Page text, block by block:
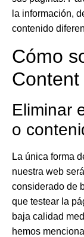
la información,
contenido
Cómo
Content
Eliminar
o
La única forma
nuestra web
considerado de
que testear la
baja calidad
hemos